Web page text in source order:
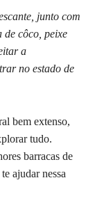
junto com
côco, peixe
a
no estado de
bem extenso,
tudo.
barracas de
ajudar nessa